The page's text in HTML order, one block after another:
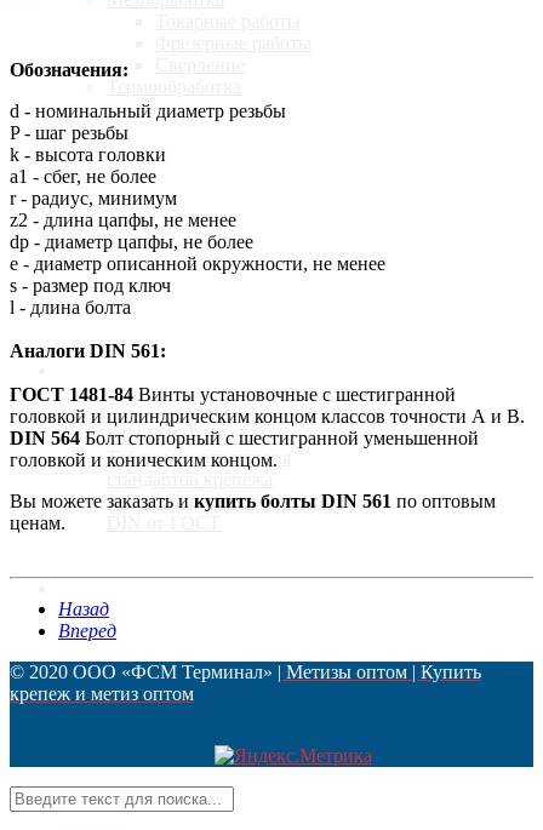
Калькулятор
Доставка
DIN ГОСТ ISO EN -
Таблица соответствия
Виды стандартов. Отличия
Обозначения:
d - номинальный диаметр резьбы
P - шаг резьбы
k - высота головки
a1 - сбег, не более
r - радиус, минимум
z2 - длина цапфы, не менее
dp - диаметр цапфы, не более
e - диаметр описанной окружности, не менее
s - размер под ключ
l - длина болта
Аналоги DIN 561:
ГОСТ 1481-84 Винты установочные с шестигранной
головкой и цилиндрическим концом классов точности А и В.
DIN 564 Болт стопорный с шестигранной уменьшенной
головкой и коническим концом.
Вы можете заказать и купить болты DIN 561 по оптовым
ценам.
Назад
Вперед
© 2020 ООО «ФСМ Терминал» | Метизы оптом | Купить
крепеж и метиз оптом